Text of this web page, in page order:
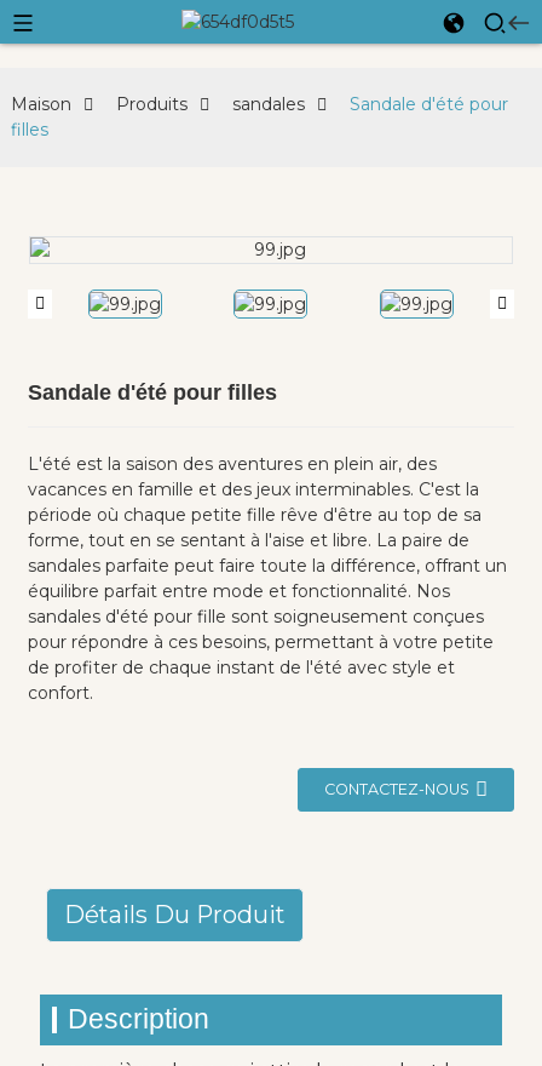
Maison Produits sandales
Sandale d'été pour
filles
Sandale d'été pour filles
L'été est la saison des aventures en plein air, des
vacances en famille et des jeux interminables. C'est la
période où chaque petite fille rêve d'être au top de sa
forme, tout en se sentant à l'aise et libre. La paire de
sandales parfaite peut faire toute la différence, offrant un
équilibre parfait entre mode et fonctionnalité. Nos
sandales d'été pour fille sont soigneusement conçues
pour répondre à ces besoins, permettant à votre petite
de profiter de chaque instant de l'été avec style et
confort.
CONTACTEZ-NOUS
Détails Du Produit
Description